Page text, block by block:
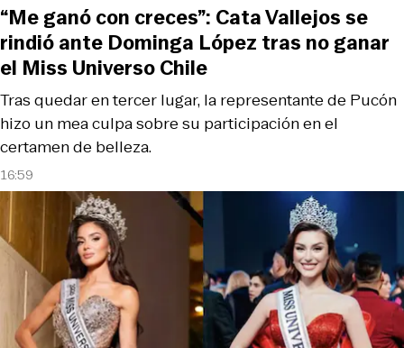
16:59
Tras quedar en tercer lugar, la representante de Pucón
hizo un mea culpa sobre su participación en el
certamen de belleza.
“Me ganó con creces”: Cata Vallejos se
rindió ante Dominga López tras no ganar
el Miss Universo Chile